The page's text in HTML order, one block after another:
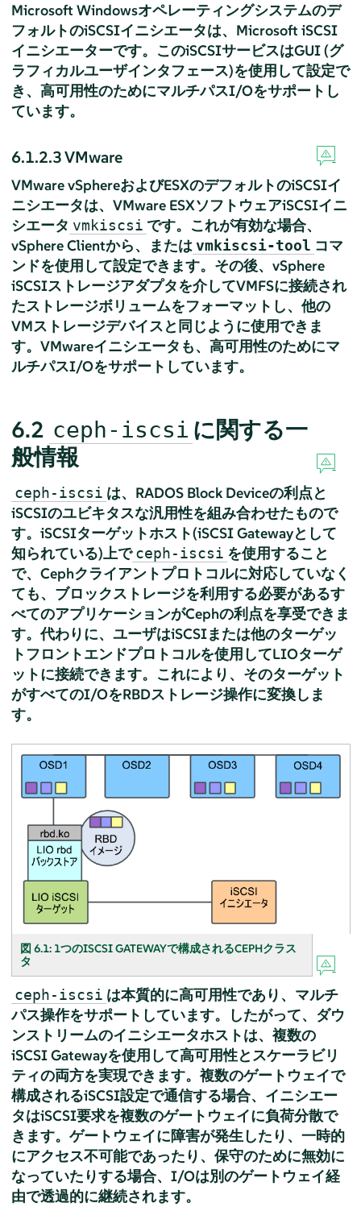
Microsoft Windowsオペレーティングシステムのデ
フォルトのiSCSIイニシエータは、Microsoft iSCSI
イニシエーターです。このiSCSIサービスはGUI (グ
ラフィカルユーザインタフェース)を使用して設定で
き、高可用性のためにマルチパスI/Oをサポートし
ています。
6.1.2.3VMware
VMware vSphereおよびESXのデフォルトのiSCSIイ
ニシエータは、VMware ESXソフトウェアiSCSIイニ
シエータ vmkiscsi です。これが有効な場合、
vSphere Clientから、または vmkiscsi-tool コマ
ンドを使用して設定できます。その後、vSphere
iSCSIストレージアダプタを介してVMFSに接続され
たストレージボリュームをフォーマットし、他の
VMストレージデバイスと同じように使用できま
す。VMwareイニシエータも、高可用性のためにマ
ルチパスI/Oをサポートしています。
6.2 ceph-iscsi に関する一
般情報
ceph-iscsi は、RADOS Block Deviceの利点と
iSCSIのユビキタスな汎用性を組み合わせたもので
す。iSCSIターゲットホスト(iSCSI Gatewayとして
知られている)上で ceph-iscsi を使用すること
で、Cephクライアントプロトコルに対応していなく
ても、ブロックストレージを利用する必要があるす
べてのアプリケーションがCephの利点を享受できま
す。代わりに、ユーザはiSCSIまたは他のターゲッ
トフロントエンドプロトコルを使用してLIOターゲ
ットに接続できます。これにより、そのターゲット
がすべてのI/OをRBDストレージ操作に変換しま
す。
図 6.1: 1つのISCSI GATEWAYで構成されるCEPHクラス
タ
ceph-iscsi は本質的に高可用性であり、マルチ
パス操作をサポートしています。したがって、ダウ
ンストリームのイニシエータホストは、複数の
iSCSI Gatewayを使用して高可用性とスケーラビリ
ティの両方を実現できます。複数のゲートウェイで
構成されるiSCSI設定で通信する場合、イニシエー
タはiSCSI要求を複数のゲートウェイに負荷分散で
きます。ゲートウェイに障害が発生したり、一時的
にアクセス不可能であったり、保守のために無効に
なっていたりする場合、I/Oは別のゲートウェイ経
由で透過的に継続されます。